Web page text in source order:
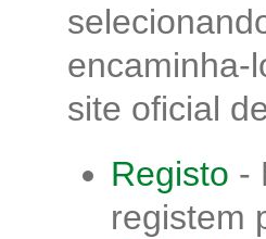
encaminha-
site oficial
Registo -
registem